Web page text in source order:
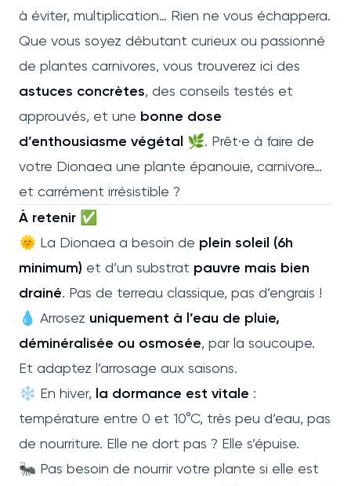
à éviter, multiplication… Rien ne vous échappera.
Que vous soyez débutant curieux ou passionné
de plantes carnivores, vous trouverez ici des
astuces concrètes, des conseils testés et
approuvés, et une bonne dose
d’enthousiasme végétal 🌿. Prêt·e à faire de
votre Dionaea une plante épanouie, carnivore…
et carrément irrésistible ?
À retenir ✅
🌞 La Dionaea a besoin de plein soleil (6h
minimum) et d’un substrat pauvre mais bien
drainé. Pas de terreau classique, pas d’engrais !
💧 Arrosez uniquement à l’eau de pluie,
déminéralisée ou osmosée, par la soucoupe.
Et adaptez l’arrosage aux saisons.
❄️ En hiver, la dormance est vitale :
température entre 0 et 10°C, très peu d’eau, pas
de nourriture. Elle ne dort pas ? Elle s’épuise.
🐜 Pas besoin de nourrir votre plante si elle est